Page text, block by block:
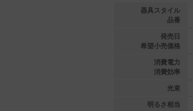
器具スタイル
品番
発売日
希望小売価格
消費電力
消費効率
光束
明るさ相当
ダウンライト
円(税抜)
6.7
32.6
110Vダイクール電球60形1灯器